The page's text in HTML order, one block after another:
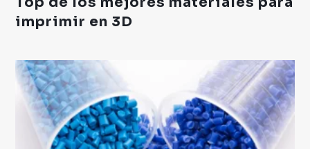
imprimir en 3D